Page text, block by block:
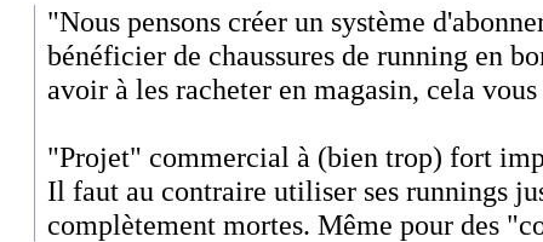
"Nous pensons créer un système
bénéficier de chaussures de running en
avoir à les racheter en magasin, cela
"Projet" commercial à (bien trop) fort
Il faut au contraire utiliser ses runnings
complètement mortes. Même pour des